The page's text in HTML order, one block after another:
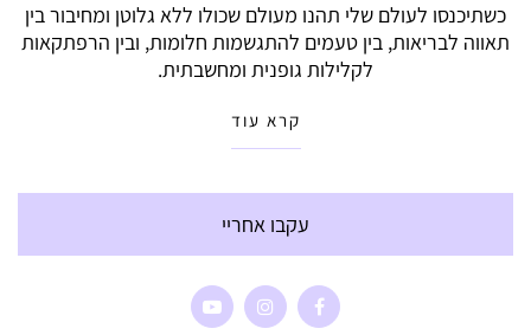
כשתיכנסו לעולם שלי תהנו מעולם שכולו ללא גלוטן ומחיבור בין
תאווה לבריאות, בין טעמים להתגשמות חלומות, ובין הרפתקאות
לקלילות גופנית ומחשבתית.
קרא עוד
עקבו אחריי